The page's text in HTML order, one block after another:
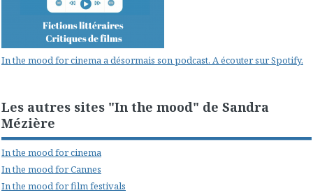
In the mood for cinema a désormais son podcast. A écouter sur Spotify.
Les autres sites "In the mood" de Sandra
Mézière
In the mood for cinema
In the mood for Cannes
In the mood for film festivals